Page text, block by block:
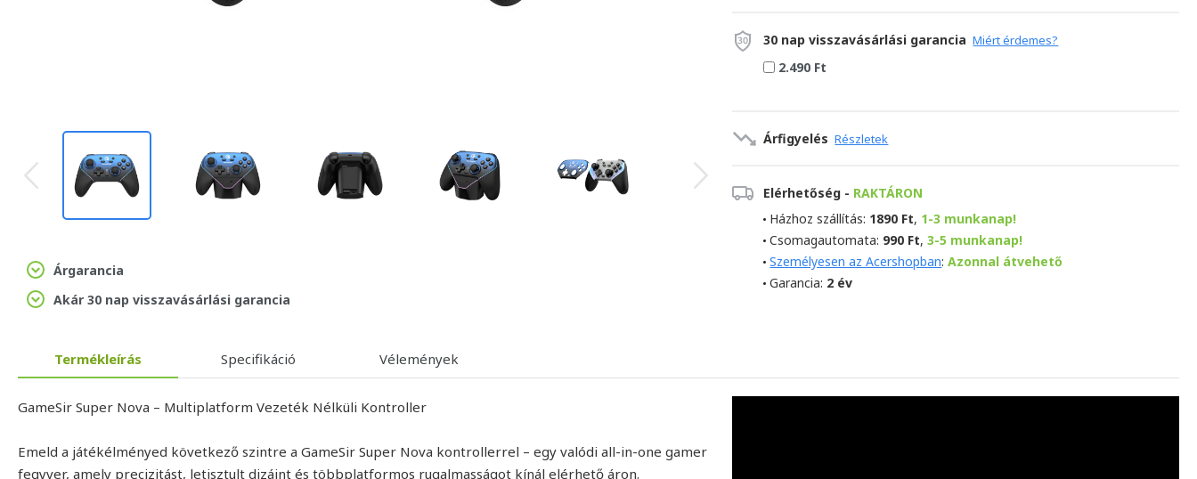
Árgarancia
Akár 30 nap visszavásárlási garancia
30 nap visszavásárlási garancia Miért érdemes?
2.490 Ft
Árfigyelés Részletek
Elérhetőség - RAKTÁRON
Házhoz szállítás: 1890 Ft, 1-3 munkanap!
Csomagautomata: 990 Ft,3-5 munkanap!
Személyesen az Acershopban:Azonnal átvehető
Garancia: 2 év
Termékleírás Specifikáció Vélemények
GameSir Super Nova – Multiplatform Vezeték Nélküli Kontroller
Emeld a játékélményed következő szintre a GameSir Super Nova kontrollerrel – egy valódi all-in-one gamer
fegyver, amely precizitást, letisztult dizájnt és többplatformos rugalmasságot kínál elérhető áron.